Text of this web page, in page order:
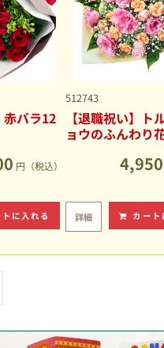
赤バラ12
円（税込）
トに入れる
512743
【退職祝い】ト
ョウのふんわり
4,950
詳細 カート